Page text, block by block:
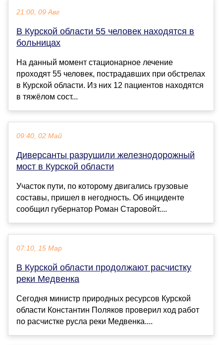
21:00, 09 Авг
В Курской области 55 человек находятся в
больницах
На данный момент стационарное лечение
проходят 55 человек, пострадавших при обстрелах
в Курской области. Из них 12 пациентов находятся
в тяжёлом сост...
09:40, 02 Май
Диверсанты разрушили железнодорожный
мост в Курской области
Участок пути, по которому двигались грузовые
составы, пришел в негодность. Об инциденте
сообщил губернатор Роман Старовойт....
07:10, 15 Мар
В Курской области продолжают расчистку
реки Медвенка
Сегодня министр природных ресурсов Курской
области Константин Поляков проверил ход работ
по расчистке русла реки Медвенка....